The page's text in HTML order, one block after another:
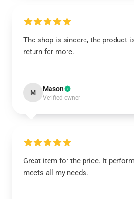
The shop is sincere, the product
return for more.
M Mason
Verified owner
Great item for the price. It
meets all my needs.